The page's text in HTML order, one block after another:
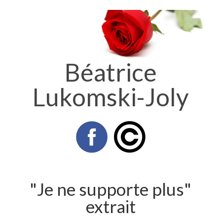
Béatrice
Lukomski-Joly
"Je ne supporte plus"
extrait